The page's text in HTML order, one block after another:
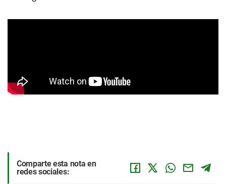
Comparte esta nota en
redes sociales: